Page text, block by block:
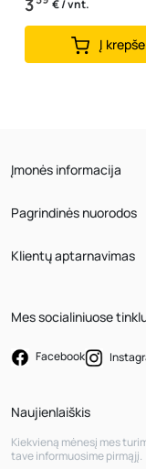
atsparūs aukštai...
3 € / vnt.
Į
Įmonės informacija
Pagrindinės nuorodos
Klientų aptarnavimas
Mes socialiniuose
Facebook
Naujienlaiškis
Kiekvieną mėnesį mes
tave informuosime pirmąjį.